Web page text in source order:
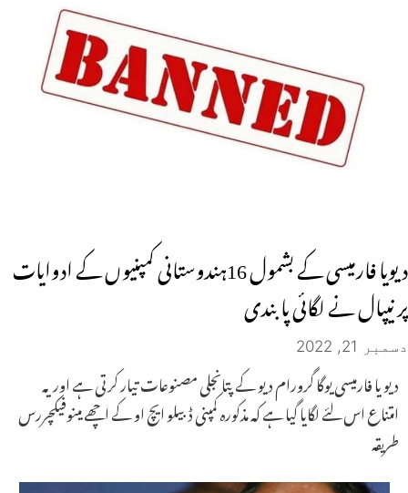
دیویا فارمیسی کے بشمول 16ہندوستانی کمپنیوں کے ادوایات
پر نیپال نے لگائی پابندی
دسمبر 21, 2022
دیو یا فارمیسی یوگا گرورام دیو کے پتانجلی مصنوعات تیار کرتی ہے اور یہ
امتناع اس لئے لگایا گیا ہے کہ مذکورہ کمپنی ڈبیلو ایچ او کے اچھے مینوفیکچررس
طریقہ